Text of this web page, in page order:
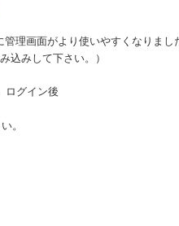
理画面がより使いやすくなりまし
込みして下さい。）
ログイン後
。